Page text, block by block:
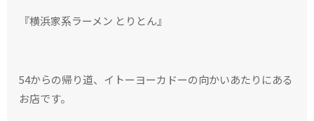
『横浜家系ラーメン とりとん』
54からの帰り道、イトーヨーカドーの向かいあたりにある
お店です。